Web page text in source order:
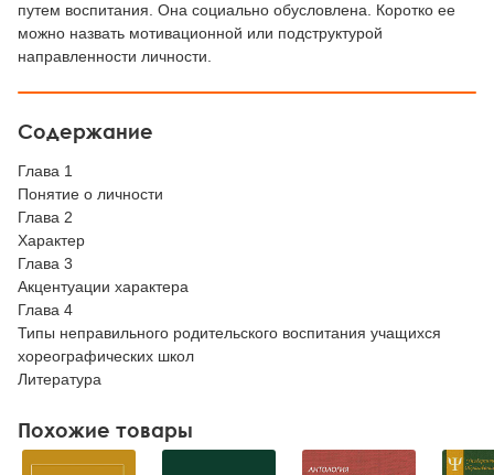
путем воспитания. Она социально обусловлена. Коротко ее
можно назвать мотивационной или подструктурой
направленности личности.
Содержание
Глава 1
Понятие о личности
Глава 2
Характер
Глава 3
Акцентуации характера
Глава 4
Типы неправильного родительского воспитания учащихся
хореографических школ
Литература
Похожие товары